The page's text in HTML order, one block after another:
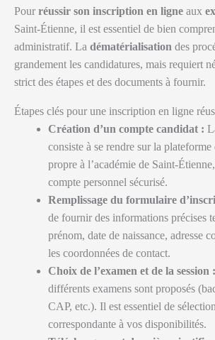
Pour réussir son inscription en ligne aux
Saint-Étienne, il est essentiel de bien
administratif. La dématérialisation des
grandement les candidatures, mais requiert
strict des étapes et des documents à fournir.
Étapes clés pour une inscription en ligne
Création d’un compte candidat :
consiste à se rendre sur la
propre à l’académie de Saint-
compte personnel sécurisé.
Remplissage du formulaire
de fournir des informations précises
prénom, date de naissance, adresse
les coordonnées de contact.
Choix de l’examen et de la session :
différents examens sont proposés
CAP, etc.). Il est essentiel de
correspondante à vos disponibilités.